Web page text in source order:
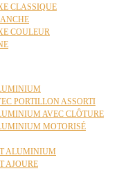
CLASSIQUE
COULEUR
PORTILLON ASSORTI
AVEC CLÔTURE
MOTORISÉ
ALUMINIUM
AJOURE